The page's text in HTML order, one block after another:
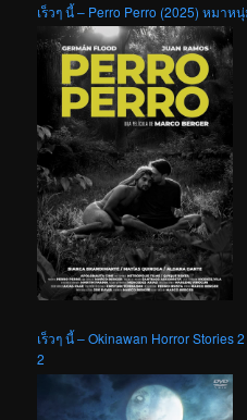
เร็วๆ นี้ – Perro Perro (2025) หมาห
เร็วๆ นี้ – Okinawan Horror Stories
2